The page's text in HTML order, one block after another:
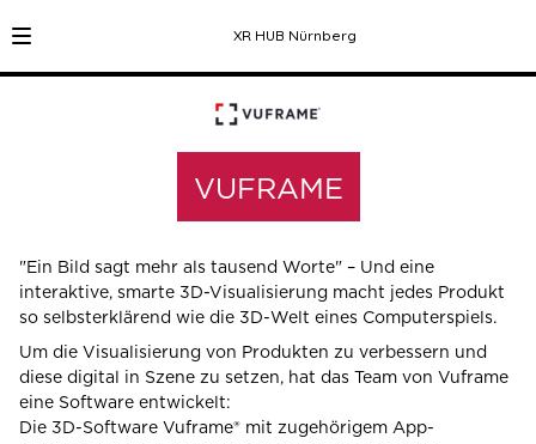
XR HUB Nürnberg
VUFRAME
"Ein Bild sagt mehr als tausend Worte" – Und eine
interaktive, smarte 3D-Visualisierung macht jedes Produkt
so selbsterklärend wie die 3D-Welt eines Computerspiels.
Um die Visualisierung von Produkten zu verbessern und
diese digital in Szene zu setzen, hat das Team von Vuframe
eine Software entwickelt:
Die 3D-Software Vuframe® mit zugehörigem App-